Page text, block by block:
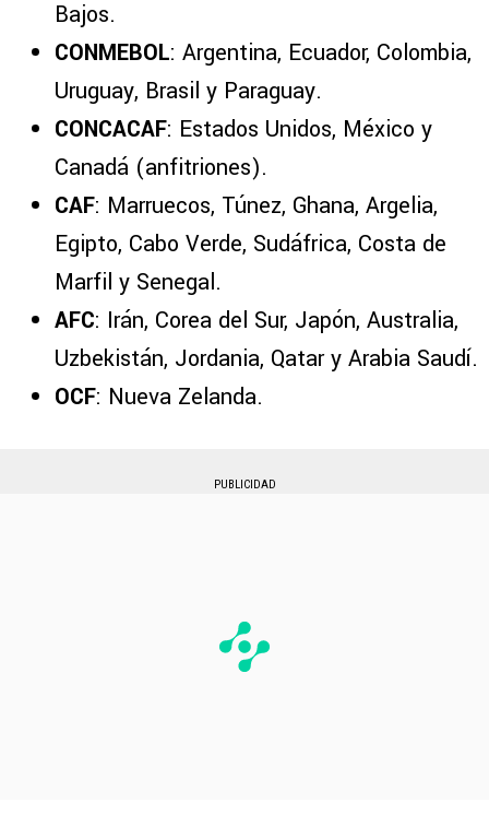
Bajos.
CONMEBOL: Argentina, Ecuador, Colombia,
Uruguay, Brasil y Paraguay.
CONCACAF: Estados Unidos, México y
Canadá (anfitriones).
CAF: Marruecos, Túnez, Ghana, Argelia,
Egipto, Cabo Verde, Sudáfrica, Costa de
Marfil y Senegal.
AFC: Irán, Corea del Sur, Japón, Australia,
Uzbekistán, Jordania, Qatar y Arabia Saudí.
OCF: Nueva Zelanda.
PUBLICIDAD